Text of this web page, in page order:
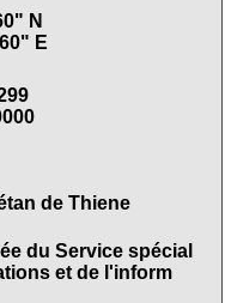
N
E
de Thiene
du Service spécial
et de l'inform